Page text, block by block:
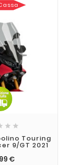
 
Touring
9/GT 2021
€